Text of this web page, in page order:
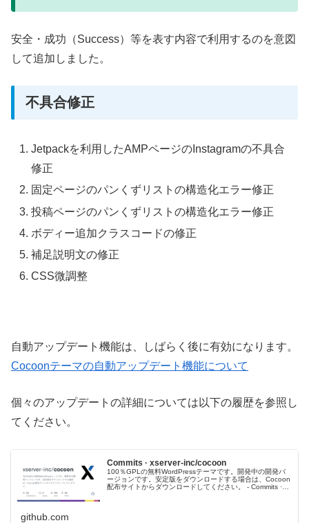
安全・成功（Success）等を表す内容で利用するのを意図
して追加しました。
不具合修正
Jetpackを利用したAMPページのInstagramの不具合
修正
固定ページのパンくずリストの構造化エラー修正
投稿ページのパンくずリストの構造化エラー修正
ボディー追加クラスコードの修正
補足説明文の修正
CSS微調整
自動アップデート機能は、しばらく後に有効になります。
Cocoonテーマの自動アップデート機能について
個々のアップデートの詳細については以下の履歴を参照し
てください。
Commits · xserver-inc/cocoon
100％GPLの無料WordPressテーマです。開発中の開発バ
ージョンです。安定版をダウンロードする場合は、Cocoon
配布サイトからダウンロードしてください。 - Commits ·
github.com